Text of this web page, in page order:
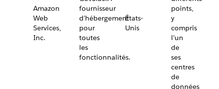
Amazon
Web
Services,
Inc.
fournisseur
d’hébergement
pour
toutes
les
fonctionnalités.
États-
Unis
points,
y
compris
l’un
de
ses
centres
de
données